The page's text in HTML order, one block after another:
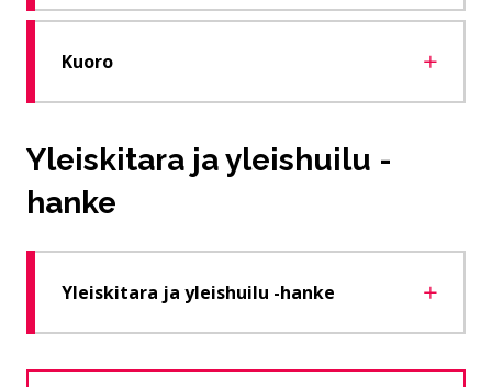
Kuoro
Yleiskitara ja yleishuilu -
hanke
Yleiskitara ja yleishuilu -hanke